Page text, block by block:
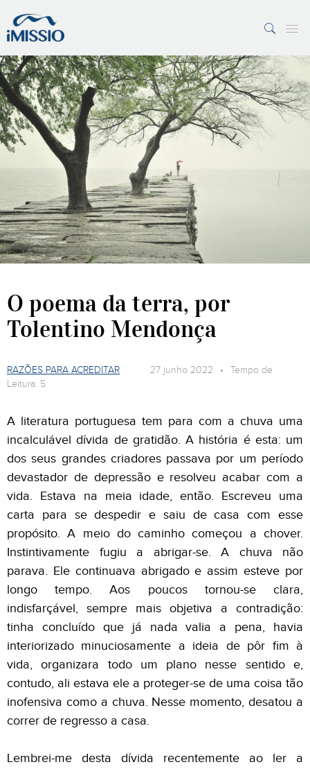
O poema da terra, por
Tolentino Mendonça
RAZÕES PARA ACREDITAR
27 junho 2022 • Tempo de
Leitura: 5
A literatura portuguesa tem para com a chuva uma
incalculável dívida de gratidão. A história é esta: um
dos seus grandes criadores passava por um período
devastador de depressão e resolveu acabar com a
vida. Estava na meia idade, então. Escreveu uma
carta para se despedir e saiu de casa com esse
propósito. A meio do caminho começou a chover.
Instintivamente fugiu a abrigar-se. A chuva não
parava. Ele continuava abrigado e assim esteve por
longo tempo. Aos poucos tornou-se clara,
indisfarçável, sempre mais objetiva a contradição:
tinha concluído que já nada valia a pena, havia
interiorizado minuciosamente a ideia de pôr fim à
vida, organizara todo um plano nesse sentido e,
contudo, ali estava ele a proteger-se de uma coisa tão
inofensiva como a chuva. Nesse momento, desatou a
correr de regresso a casa.
Lembrei-me desta dívida recentemente ao ler a